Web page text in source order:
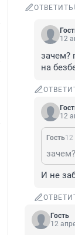
ОТВЕТИТЬ
12
зачем?
на
12
Гость12
И не
Гость
12